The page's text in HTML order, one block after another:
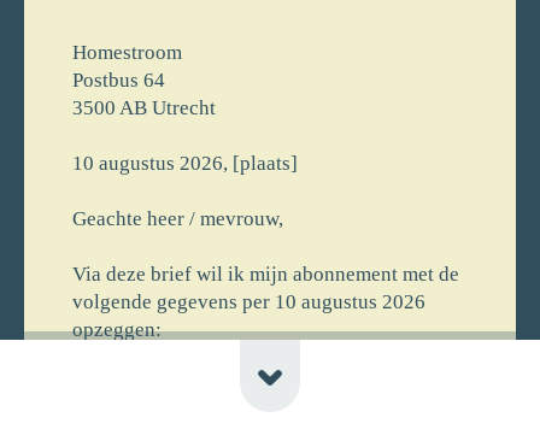
Homestroom
Postbus 64
3500 AB Utrecht
10 augustus 2026, [plaats]
Geachte heer / mevrouw,
Via deze brief wil ik mijn abonnement met de
volgende gegevens per 10 augustus 2026
opzeggen:
[voornaam] [achternaam]